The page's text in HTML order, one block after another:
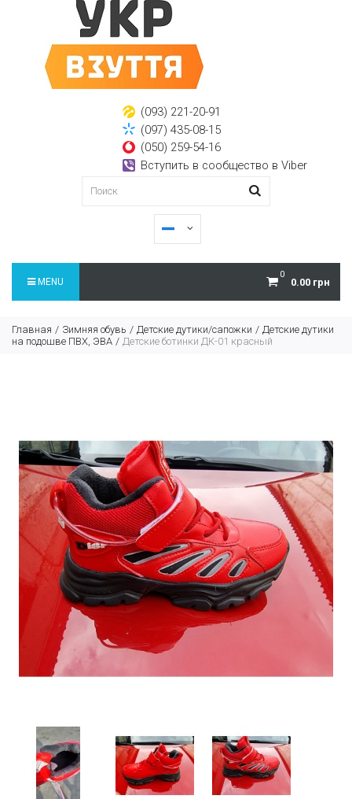
(093) 221-20-91
(097) 435-08-15
(050) 259-54-16
Вступить в сообщество в Viber
0
0.00 грн
MENU
Главная Зимняя обувь Детские дутики/сапожки
Детские дутики
на подошве ПВХ, ЭВА
Детские ботинки ДК-01 красный